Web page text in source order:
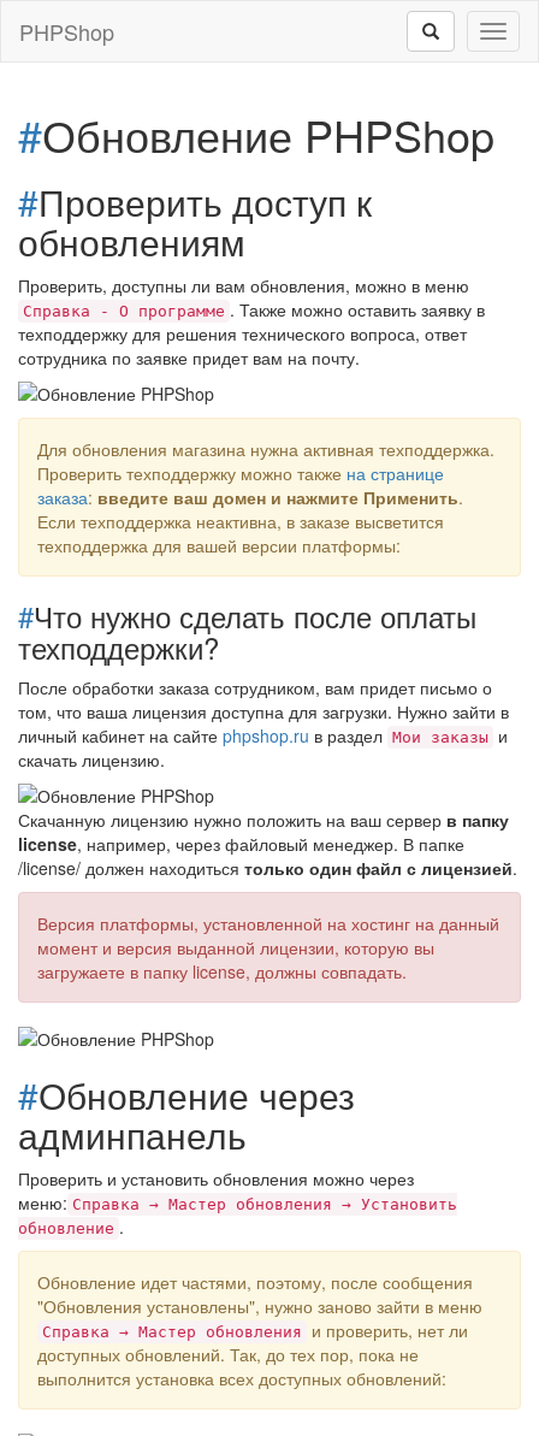
PHPShop
#Обновление PHPShop
#Проверить доступ к
обновлениям
Проверить, доступны ли вам обновления, можно в меню
Справка - О программе . Также можно оставить заявку в
техподдержку для решения технического вопроса, ответ
сотрудника по заявке придет вам на почту.
Для обновления магазина нужна активная техподдержка.
Проверить техподдержку можно также на странице
заказа: введите ваш домен и нажмите Применить.
Если техподдержка неактивна, в заказе высветится
техподдержка для вашей версии платформы:
#Что нужно сделать после оплаты
техподдержки?
После обработки заказа сотрудником, вам придет письмо о
том, что ваша лицензия доступна для загрузки. Нужно зайти в
личный кабинет на сайте phpshop.ru в раздел Мои заказы и
скачать лицензию.
Скачанную лицензию нужно положить на ваш сервер в папку
license, например, через файловый менеджер. В папке
/license/ должен находиться только один файл с лицензией.
Версия платформы, установленной на хостинг на данный
момент и версия выданной лицензии, которую вы
загружаете в папку license, должны совпадать.
#Обновление через
админпанель
Проверить и установить обновления можно через
меню: Справка → Мастер обновления → Установить
обновление .
Обновление идет частями, поэтому, после сообщения
"Обновления установлены", нужно заново зайти в меню
Справка → Мастер обновления
и проверить, нет ли
доступных обновлений. Так, до тех пор, пока не
выполнится установка всех доступных обновлений: